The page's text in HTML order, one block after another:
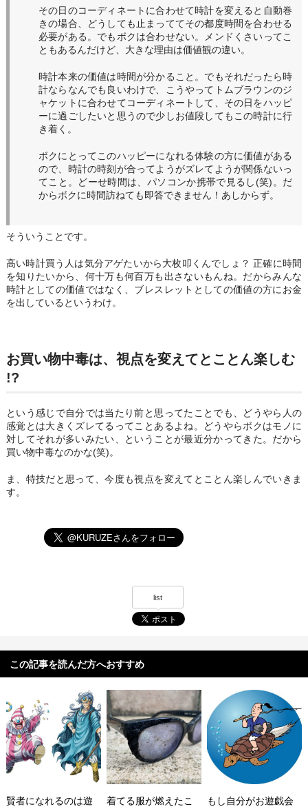
その日のコーディネートに合わせて時計を変えると自動巻
きの場合、どうしても止まっててその都度時間を合わせる
必要がある。でもボクは合わせない。メンドくさいってこ
ともあるんだけど、大きな理由は価値観の違い。
時計本来の価値は時間が分かること。でもそれだったら時
計ならなんでも良いわけで、こうやってトムブラウンのジ
ャケットに合わせてコーディネートして、その日をハッピ
ーに過ごしたいと思うので少しお値段してもこの時計に行
き着く。
ボクにとってこのハッピーになれる体験の方に価値がある
ので、時計の時刻が合ってようがズレてようが関係ないっ
てこと。どーせ時間は、パソコンか携帯で見るし(笑)。だ
からボクに時間訪ねても即答できません！あしからず。
そういうことです。
高い時計買う人は気分アゲたいから大枚叩くんでしょ？ 正確に時間
を知りたいから、何十万も何百万も出さないもんね。だからみんな
時計としての価値ではなく、ブレスレットとしての価値の方にお金
を出しているというわけ。
お買い物中毒は、視点を変えてとことん楽しむ
!?
という感じで自分では当たり前と思ってたことでも、どうやら人の
感覚とは大きくズレてるってことあるよね。どうやらボクはモノに
対してそれが多いみたい、ということが最近分かってきた。だから
買い物中毒なのかな(笑)。
ま、特技だと思って、今度も視点を変えてとことん楽しんでいきま
す。
list
この記事を読んだ方へおすすめ
賢者になれるのは遊
着てる服が燃えたこ
もし自分がお遊戯会